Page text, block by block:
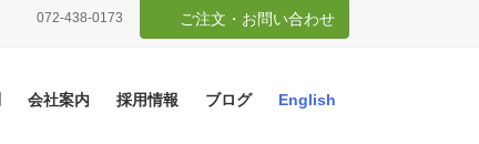
072-438-0173 ご注文・お問い合わせ
会社案内 採用情報 ブログ English